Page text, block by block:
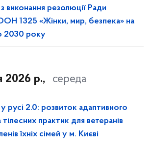
виконання резолюції Ради
1325 «Жінки, мир, безпека» на
2030 року
2026 р., середа
у русі 2.0: розвиток адаптивного
практик для ветеранів
їхніх сімей у м. Києві